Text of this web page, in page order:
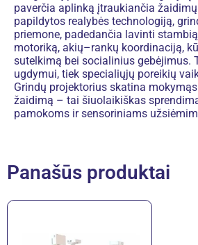
paverčia aplinką įtraukiančia
papildytos realybės technologiją,
priemone, padedančia lavinti
motoriką, akių–rankų koordinaciją,
sutelkimą bei socialinius gebėjimus.
ugdymui, tiek specialiųjų poreikių
Grindų projektorius skatina
žaidimą – tai šiuolaikiškas
pamokoms ir sensoriniams
Panašūs produktai